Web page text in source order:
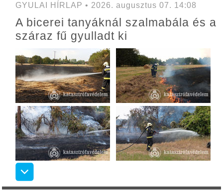
GYULAI HÍRLAP • 2026. augusztus 07. 14:08
A bicerei tanyáknál szalmabála és a
száraz fű gyulladt ki